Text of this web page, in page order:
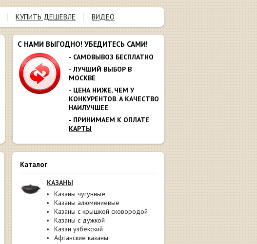
КУПИТЬ ДЕШЕВЛЕ ВИДЕО
С НАМИ ВЫГОДНО! УБЕДИТЕСЬ САМИ!
- САМОВЫВОЗ БЕСПЛАТНО
- ЛУЧШИЙ ВЫБОР В
МОСКВЕ
- ЦЕНА НИЖЕ, ЧЕМ У
КОНКУРЕНТОВ. А КАЧЕСТВО
НАИЛУЧШЕЕ
- ПРИНИМАЕМ К ОПЛАТЕ
КАРТЫ
Каталог
КАЗАНЫ
Казаны чугунные
Казаны алюминиевые
Казаны с крышкой сковородой
Казаны с дужкой
Казан узбекский
Афганские казаны